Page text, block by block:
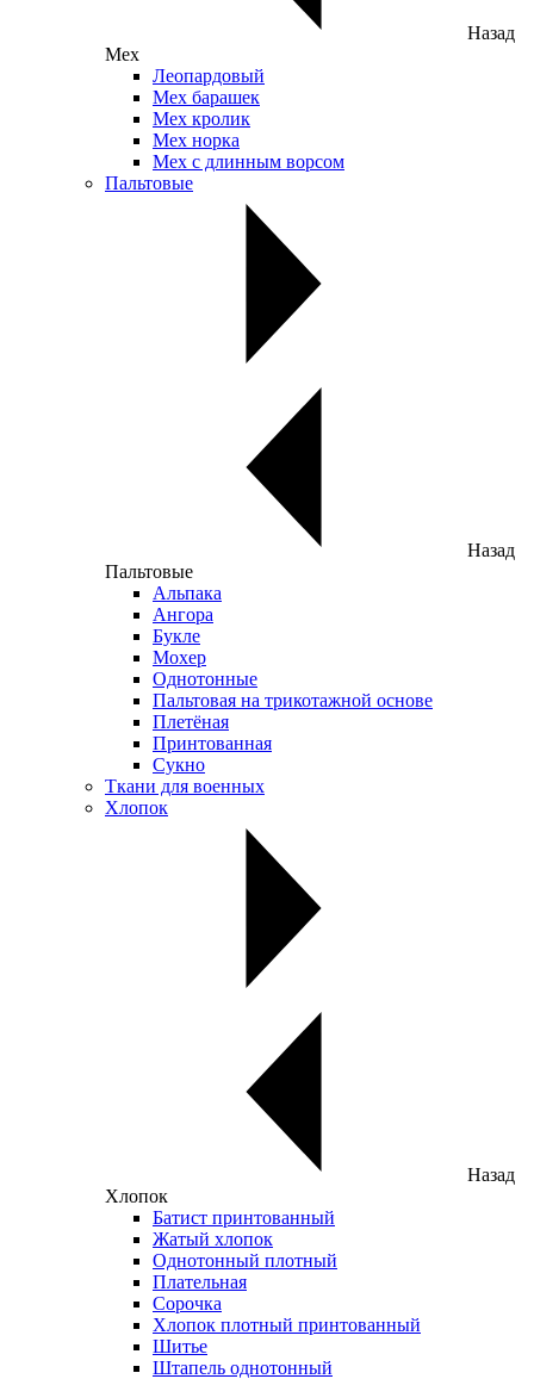
Назад
Мех
Леопардовый
Мех барашек
Мех кролик
Мех норка
Мех с длинным ворсом
Пальтовые
Назад
Пальтовые
Альпака
Ангора
Букле
Мохер
Однотонные
Пальтовая на трикотажной основе
Плетёная
Принтованная
Сукно
Ткани для военных
Хлопок
Назад
Хлопок
Батист принтованный
Жатый хлопок
Однотонный плотный
Плательная
Сорочка
Хлопок плотный принтованный
Шитье
Штапель однотонный